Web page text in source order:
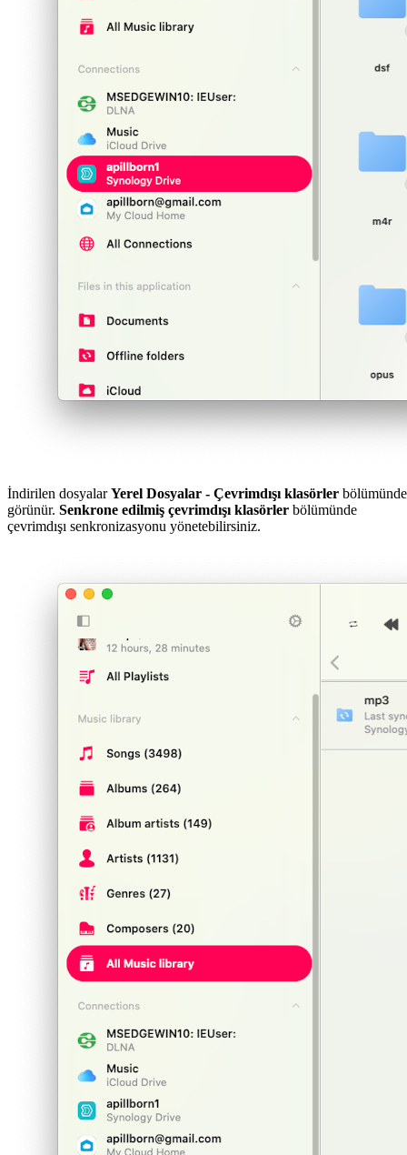
İndirilen dosyalarYerel Dosyalar - Çevrimdışı klasörler bölümünde
görünür. Senkrone edilmiş çevrimdışı klasörler bölümünde
çevrimdışı senkronizasyonu yönetebilirsiniz.